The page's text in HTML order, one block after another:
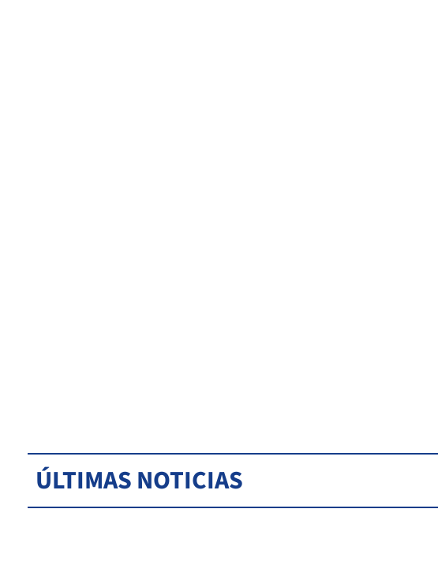
ÚLTIMAS NOTICIAS